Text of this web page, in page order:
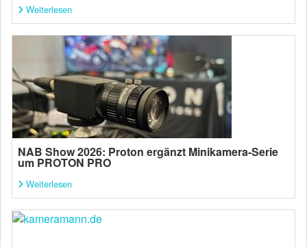
Weiterlesen
NAB Show 2026: Proton ergänzt Minikamera-Serie
um PROTON PRO
Weiterlesen